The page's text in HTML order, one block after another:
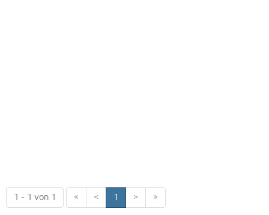
1 - 1 von 1 « < 1 > »